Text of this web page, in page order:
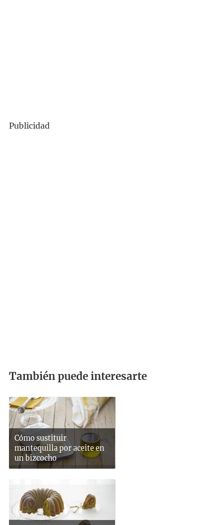
Publicidad
También puede interesarte
Cómo sustituir
mantequilla por aceite en
un bizcocho